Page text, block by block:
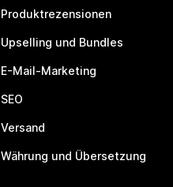
Produktrezensionen
Upselling und Bundles
E-Mail-Marketing
SEO
Versand
Währung und Übersetzung